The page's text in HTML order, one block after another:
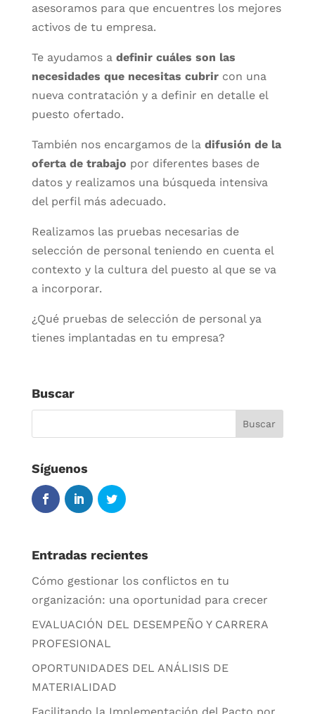
asesoramos para que encuentres los mejores
activos de tu empresa.
Te ayudamos a definir cuáles son las
necesidades que necesitas cubrircon una
nueva contratación y a definir en detalle el
puesto ofertado.
También nos encargamos de la difusión de la
oferta de trabajo por diferentes bases de
datos y realizamos una búsqueda intensiva
del perfil más adecuado.
Realizamos las pruebas necesarias de
selección de personal teniendo en cuenta el
contexto y la cultura del puesto al que se va
a incorporar.
¿Qué pruebas de selección de personal ya
tienes implantadas en tu empresa?
Buscar
Síguenos
Entradas recientes
Cómo gestionar los conflictos en tu
organización: una oportunidad para crecer
EVALUACIÓN DEL DESEMPEÑO Y CARRERA
PROFESIONAL
OPORTUNIDADES DEL ANÁLISIS DE
MATERIALIDAD
Facilitando la Implementación del Pacto por